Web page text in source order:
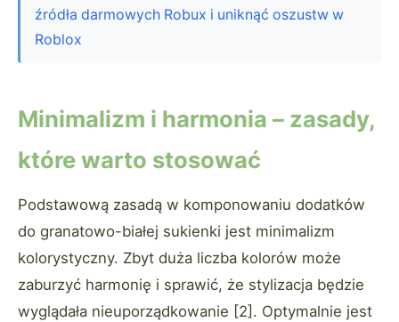
źródła darmowych Robux i uniknąć oszustw w
Roblox
Minimalizm i harmonia – zasady,
które warto stosować
Podstawową zasadą w komponowaniu dodatków
do granatowo-białej sukienki jest minimalizm
kolorystyczny. Zbyt duża liczba kolorów może
zaburzyć harmonię i sprawić, że stylizacja będzie
wyglądała nieuporządkowanie [2]. Optymalnie jest